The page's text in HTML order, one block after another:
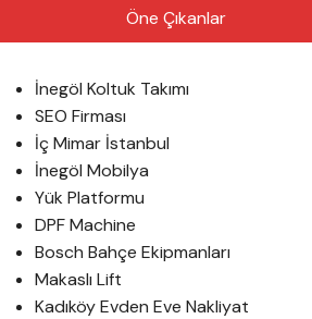
Öne Çıkanlar
İnegöl Koltuk Takımı
SEO Firması
İç Mimar İstanbul
İnegöl Mobilya
Yük Platformu
DPF Machine
Bosch Bahçe Ekipmanları
Makaslı Lift
Kadıköy Evden Eve Nakliyat